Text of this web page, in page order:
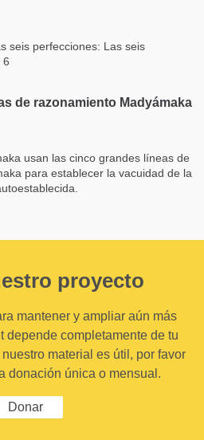
seis perfecciones: Las seis
6
de razonamiento Madyámaka
usan las cinco grandes líneas de
para establecer la vacuidad de la
proyecto
mantener y ampliar aún más
depende completamente de tu
material es útil, por favor
donación única o mensual.
Donar